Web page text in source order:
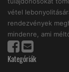
vétel
rendezvények
mindenre, ami
Kategóriák